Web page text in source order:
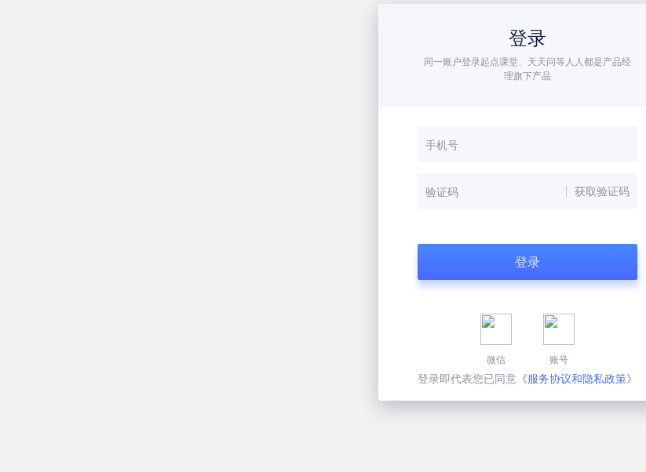
登录
同一账户登录起点课堂、天天问等人人都是产品经
理旗下产品
微信 账号
登录即代表您已同意 《服务协议和隐私政策》